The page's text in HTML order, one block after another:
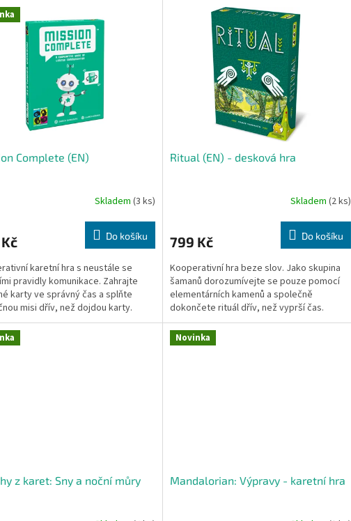
Complete (EN)
Skladem (3 ks)
Do košíku
karetní hra s neustále se
pravidly komunikace. Zahrajte
karty ve správný čas a splňte
misi dřív, než dojdou karty.
Ritual (EN) - desková hra
Skladem (2 ks)
799 Kč Do košíku
Kooperativní hra beze slov. Jako skupina
šamanů dorozumívejte se pouze pomocí
elementárních kamenů a společně
dokončete rituál dřív, než vyprší čas.
z karet: Sny a noční můry
Novinka
Mandalorian: Výpravy - karetní hra